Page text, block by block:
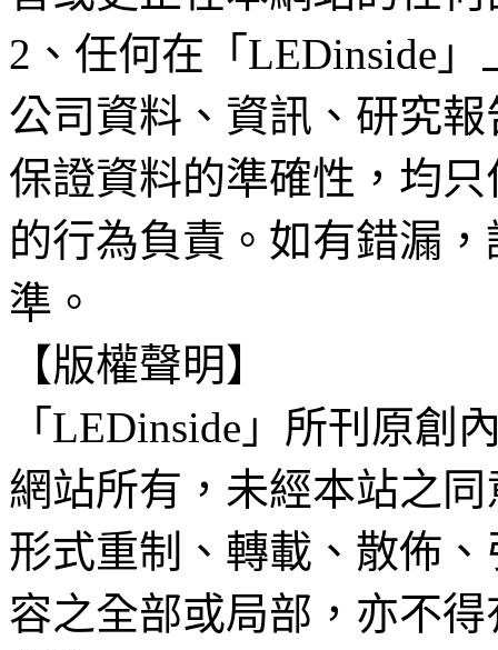
2、任何在「LEDinside
公司資料、資訊、研究
保證資料的準確性，均
的行為負責。如有錯漏
準。
【版權聲明】
「LEDinside」所刊原創
網站所有，未經本站之
形式重制、轉載、散佈
容之全部或局部，亦不